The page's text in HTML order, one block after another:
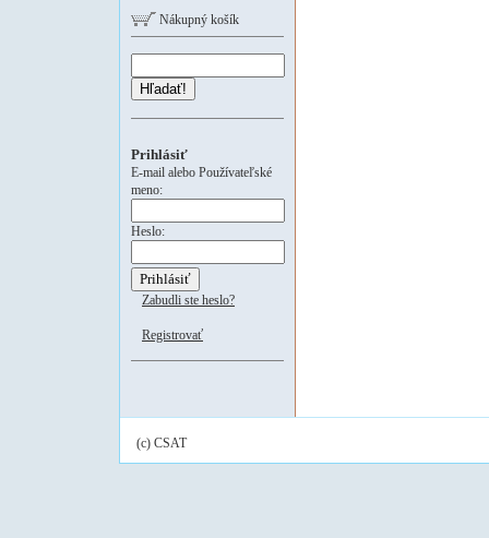
Nákupný košík
Hľadať!
Prihlásiť
E-mail alebo Používateľské
meno:
Heslo:
Zabudli ste heslo?
Registrovať
(c) CSAT